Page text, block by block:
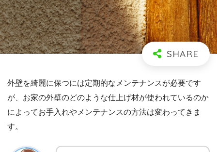
外壁を綺麗に保つには定期的なメンテナンスが必要です
が、お家の外壁のどのような仕上げ材が使われているのか
によってお手入れやメンテナンスの方法は変わってきま
す。